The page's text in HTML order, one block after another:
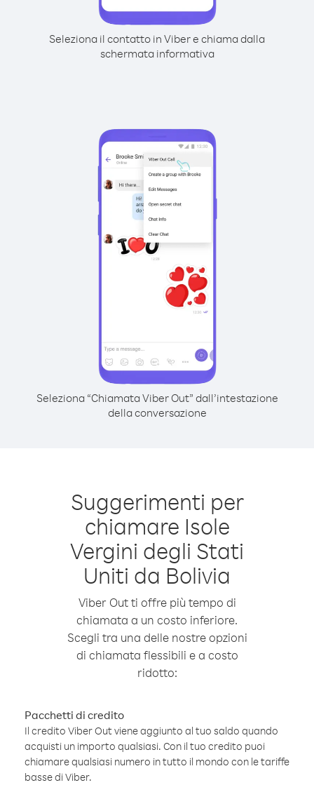
Seleziona il contatto in Viber e chiama dalla
schermata informativa
Seleziona “Chiamata Viber Out” dall’intestazione
della conversazione
Suggerimenti per
chiamare Isole
Vergini degli Stati
Uniti da Bolivia
Viber Out ti offre più tempo di
chiamata a un costo inferiore.
Scegli tra una delle nostre opzioni
di chiamata flessibili e a costo
ridotto:
Pacchetti di credito
Il credito Viber Out viene aggiunto al tuo saldo quando
acquisti un importo qualsiasi. Con il tuo credito puoi
chiamare qualsiasi numero in tutto il mondo con le tariffe
basse di Viber.